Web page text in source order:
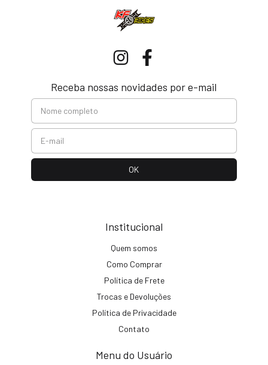
Receba nossas novidades por e-mail
Institucional
Quem somos
Como Comprar
Política de Frete
Trocas e Devoluções
Política de Privacidade
Contato
Menu do Usuário